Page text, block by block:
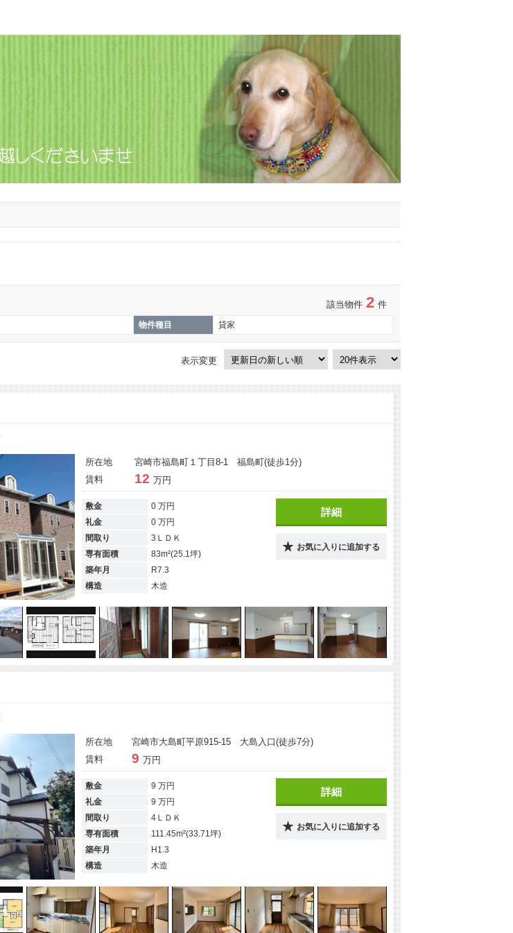
該当物件 2 件
物件種目 貸家
表示変更
所在地
宮崎市福島町１丁目8-1 福島町(徒歩1分)
賃料
12 万円
敷金
0 万円
礼金
0 万円
間取り
3ＬＤＫ
専有面積
83m²(25.1坪)
築年月
R7.3
構造
木造
詳細
お気に入りに追加する
所在地
宮崎市大島町平原915-15 大島入口(徒歩7分)
賃料
9 万円
敷金
9 万円
礼金
9 万円
間取り
4ＬＤＫ
専有面積
111.45m²(33.71坪)
築年月
H1.3
構造
木造
詳細
お気に入りに追加する